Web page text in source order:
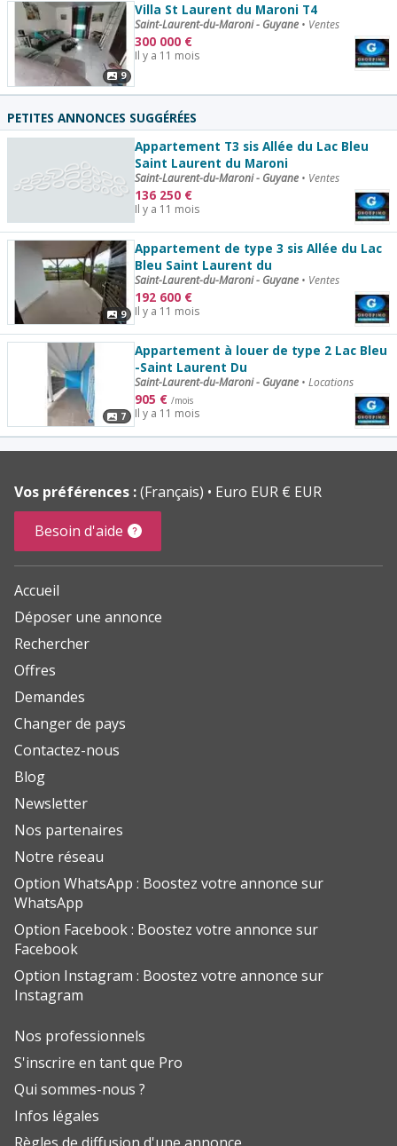
9
Villa St Laurent du Maroni T4
Saint-Laurent-du-Maroni - Guyane • Ventes
300 000 €
Il y a 11 mois
PETITES ANNONCES SUGGÉRÉES
Appartement T3 sis Allée du Lac Bleu
Saint Laurent du Maroni
Saint-Laurent-du-Maroni - Guyane • Ventes
136 250 €
Il y a 11 mois
9
Appartement de type 3 sis Allée du Lac
Bleu Saint Laurent du
Saint-Laurent-du-Maroni - Guyane • Ventes
192 600 €
Il y a 11 mois
7
Appartement à louer de type 2 Lac Bleu
-Saint Laurent Du
Saint-Laurent-du-Maroni - Guyane • Locations
905 € /mois
Il y a 11 mois
Vos préférences :(Français)
Euro EUR € EUR
Besoin d'aide
Accueil
Déposer une annonce
Rechercher
Offres
Demandes
Changer de pays
Contactez-nous
Blog
Newsletter
Nos partenaires
Notre réseau
Option WhatsApp : Boostez votre annonce sur
WhatsApp
Option Facebook : Boostez votre annonce sur
Facebook
Option Instagram : Boostez votre annonce sur
Instagram
Nos professionnels
S'inscrire en tant que Pro
Qui sommes-nous ?
Infos légales